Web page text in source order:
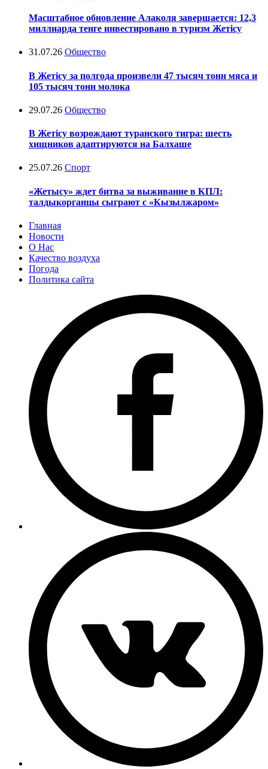
Масштабное обновление Алаколя завершается: 12,3
миллиарда тенге инвестировано в туризм Жетісу
31.07.26 Общество
В Жетісу за полгода произвели 47 тысяч тонн мяса и
105 тысяч тонн молока
29.07.26 Общество
В Жетісу возрождают туранского тигра: шесть
хищников адаптируются на Балхаше
25.07.26 Спорт
«Жетысу» ждет битва за выживание в КПЛ:
талдыкорганцы сыграют с «Кызылжаром»
Главная
Новости
О Нас
Качество воздуха
Погода
Политика сайта